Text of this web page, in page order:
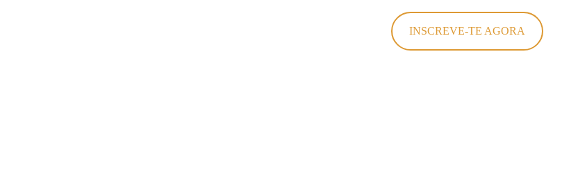
INSCREVE-TE AGORA